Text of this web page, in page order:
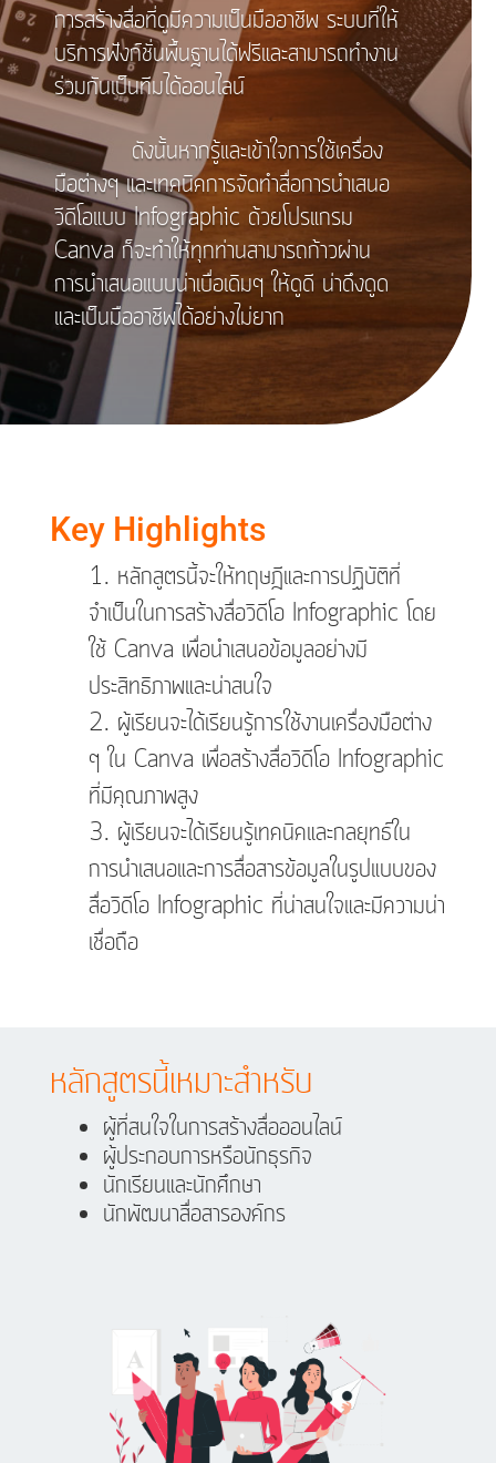
การสร้างสื่อที่ดูมีความเป็นมืออาชีพ ระบบที่ให้
บริการฟังก์ชั่นพื้นฐานได้ฟรีและสามารถทำงาน
ร่วมกันเป็นทีมได้ออนไลน์
ดังนั้นหากรู้และเข้าใจการใช้เครื่อง
มือต่างๆ และเทคนิคการจัดทำสื่อการนำเสนอ
วีดีโอแบบ Infographic ด้วยโปรแกรม
Canva ก็จะทำให้ทุกท่านสามารถก้าวผ่าน
การนำเสนอแบบน่าเบื่อเดิมๆ ให้ดูดี น่าดึงดูด
และเป็นมืออาชีพได้อย่างไม่ยาก
Key Highlights
หลักสูตรนี้จะให้ทฤษฎีและการปฏิบัติที่
จำเป็นในการสร้างสื่อวิดีโอ Infographic โดย
ใช้ Canva เพื่อนำเสนอข้อมูลอย่างมี
ประสิทธิภาพและน่าสนใจ
ผู้เรียนจะได้เรียนรู้การใช้งานเครื่องมือต่าง
ๆ ใน Canva เพื่อสร้างสื่อวิดีโอ Infographic
ที่มีคุณภาพสูง
ผู้เรียนจะได้เรียนรู้เทคนิคและกลยุทธ์ใน
การนำเสนอและการสื่อสารข้อมูลในรูปแบบของ
สื่อวิดีโอ Infographic ที่น่าสนใจและมีความน่า
เชื่อถือ
หลักสูตรนี้เหมาะสำหรับ
ผู้ที่สนใจในการสร้างสื่อออนไลน์
ผู้ประกอบการหรือนักธุรกิจ
นักเรียนและนักศึกษา
นักพัฒนาสื่อสารองค์กร